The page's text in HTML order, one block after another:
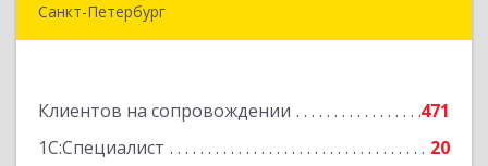
Санкт-Петербург
Клиентов на сопровождении
471
1С:Специалист
20
Подробнее